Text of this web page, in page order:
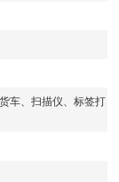
车、扫描仪、标签打